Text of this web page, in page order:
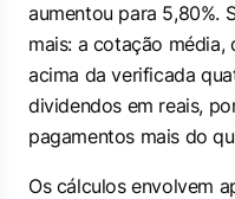
aumentou para 5,80%.
mais: a cotação média,
acima da verificada
dividendos em reais,
pagamentos mais do
Os cálculos envolvem